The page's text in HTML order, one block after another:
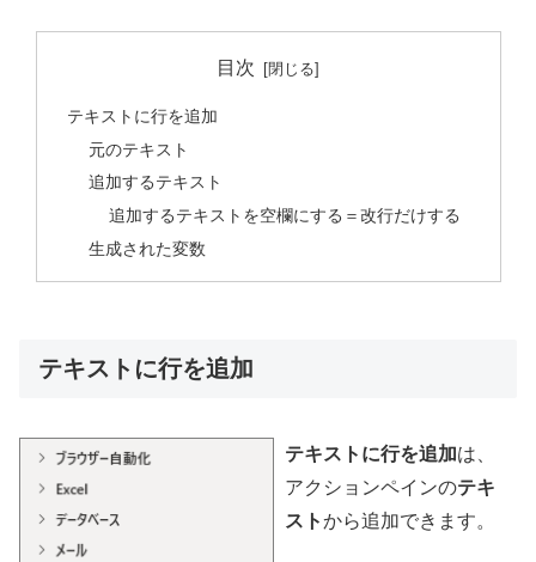
目次
テキストに行を追加
元のテキスト
追加するテキスト
追加するテキストを空欄にする＝改行だけする
生成された変数
テキストに行を追加
テキストに行を追加は、
アクションペインのテキ
ストから追加できます。